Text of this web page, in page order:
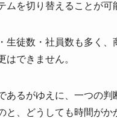
ムを切り替えることが可
生徒数・社員数も多く、
はできません。
あるがゆえに、一つの判
と、どうしても時間がか